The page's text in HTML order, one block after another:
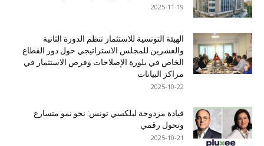
2025-11-19
الهيئة التونسية للاستثمار تنظم الدورة الثانية
والعشرين للمجلس الاستراتيجي حول دور القطاع
الخاص في بلورة الإصلاحات وفرص الاستثمار في
مراكز البيانات
2025-10-22
قيادة مزدوجة لبلكسي تونس: نحو نمو متسارع
وتحول رقمي
2025-10-21